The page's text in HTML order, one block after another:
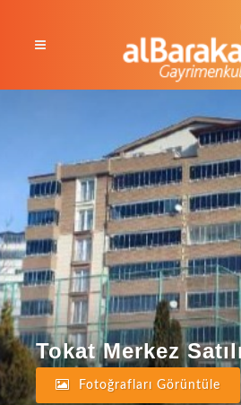
Tokat Merkez
Fotoğrafları Görüntüle